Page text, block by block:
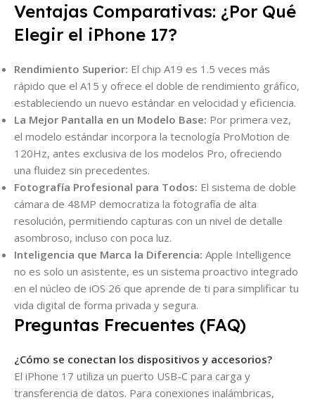
Ventajas Comparativas: ¿Por Qué
Elegir el iPhone 17?
Rendimiento Superior: El chip A19 es 1.5 veces más
rápido que el A15 y ofrece el doble de rendimiento gráfico,
estableciendo un nuevo estándar en velocidad y eficiencia.
La Mejor Pantalla en un Modelo Base: Por primera vez,
el modelo estándar incorpora la tecnología ProMotion de
120Hz, antes exclusiva de los modelos Pro, ofreciendo
una fluidez sin precedentes.
Fotografía Profesional para Todos: El sistema de doble
cámara de 48MP democratiza la fotografía de alta
resolución, permitiendo capturas con un nivel de detalle
asombroso, incluso con poca luz.
Inteligencia que Marca la Diferencia: Apple Intelligence
no es solo un asistente, es un sistema proactivo integrado
en el núcleo de iOS 26 que aprende de ti para simplificar tu
vida digital de forma privada y segura.
Preguntas Frecuentes (FAQ)
¿Cómo se conectan los dispositivos y accesorios?
El iPhone 17 utiliza un puerto USB-C para carga y
transferencia de datos. Para conexiones inalámbricas,